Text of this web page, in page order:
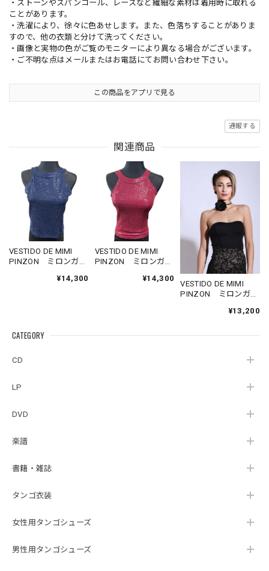
CATEGORY
CD
LP
DVD
楽譜
書籍・雑誌
タンゴ衣装
女性用タンゴシューズ
男性用タンゴシューズ
・ストーンやスパンコール、レースなど繊細な素材は着用時に取れる
ことがあります。
・洗濯により、徐々に色あせします。また、色落ちすることがありま
すので、他の衣類と分けて洗ってください。
・画像と実物の色がご覧のモニターにより異なる場合がございます。
・ご不明な点はメールまたはお電話にてお問い合わせ下さい。
この商品をアプリで見る
通報する
関連商品
VESTIDO DE MIMI
PINZON ミロンガ
¥14,300
VESTIDO DE MIMI
PINZON ミロンガ
コールトップス¥14,300
VESTIDO DE MIMI
PINZON ミロンガ
¥13,200